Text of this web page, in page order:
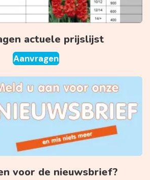
actuele prijslijst
Aanvragen
voor de nieuwsbrief?